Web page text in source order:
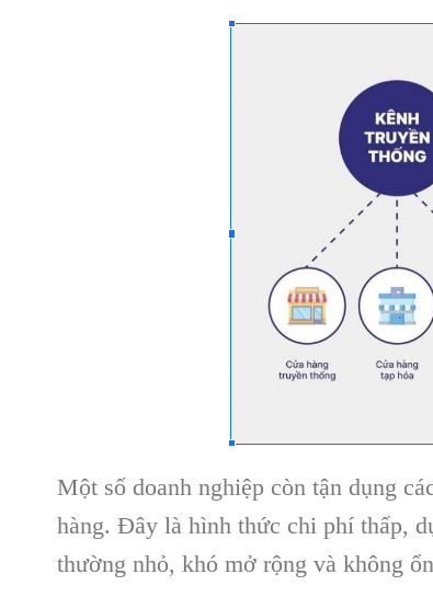
Một số doanh nghiệp còn tận dụng
hàng. Đây là hình thức chi phí thấp,
thường nhỏ, khó mở rộng và không